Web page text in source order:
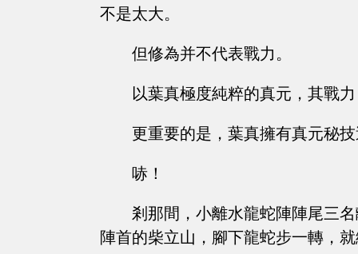
不是太大。
但修為并不代表戰力。
以葉真極度純粹的真元，其戰
更重要的是，葉真擁有真元秘
哧！
剎那間，小離水龍蛇陣陣尾三
陣首的柴立山，腳下龍蛇步一轉，